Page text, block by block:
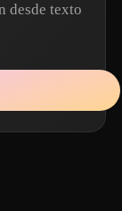
desde texto